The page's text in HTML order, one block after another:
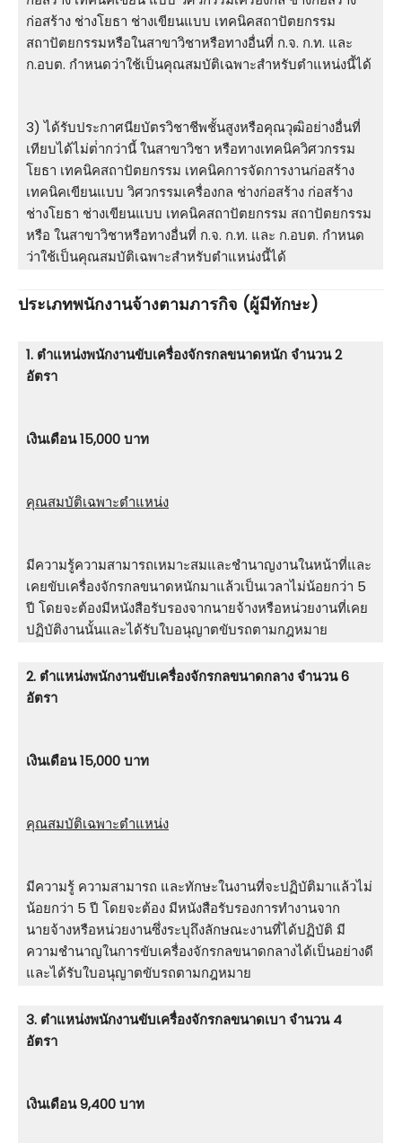
ก่อสร้าง ช่างโยธา ช่างเขียนแบบ เทคนิคสถาปัตยกรรม
สถาปัตยกรรมหรือในสาขาวิชาหรือทางอื่นที่ ก.จ. ก.ท. และ
ก.อบต. กําหนดว่าใช้เป็นคุณสมบัติเฉพาะสําหรับตําแหน่งนี้ได้
3) ได้รับประกาศนียบัตรวิชาชีพชั้นสูงหรือคุณวุฒิอย่างอื่นที่
เทียบได้ไม่ต่ํากว่านี้ ในสาขาวิชา หรือทางเทคนิควิศวกรรม
โยธา เทคนิคสถาปัตยกรรม เทคนิคการจัดการงานก่อสร้าง
เทคนิคเขียนแบบ วิศวกรรมเครื่องกล ช่างก่อสร้าง ก่อสร้าง
ช่างโยธา ช่างเขียนแบบ เทคนิคสถาปัตยกรรม สถาปัตยกรรม
หรือ ในสาขาวิชาหรือทางอื่นที่ ก.จ. ก.ท. และ ก.อบต. กําหนด
ว่าใช้เป็นคุณสมบัติเฉพาะสําหรับตําแหน่งนี้ได้
ประเภทพนักงานจ้างตามภารกิจ (ผู้มีทักษะ)
1. ตําแหน่งพนักงานขับเครื่องจักรกลขนาดหนัก จำนวน 2
อัตรา
เงินเดือน 15,000 บาท
คุณสมบัติเฉพาะตำแหน่ง
มีความรู้ความสามารถเหมาะสมและชํานาญงานในหน้าที่และ
เคยขับเครื่องจักรกลขนาดหนักมาแล้วเป็นเวลาไม่น้อยกว่า 5
ปี โดยจะต้องมีหนังสือรับรองจากนายจ้างหรือหน่วยงานที่เคย
ปฏิบัติงานนั้นและได้รับใบอนุญาตขับรถตามกฎหมาย
2. ตําแหน่งพนักงานขับเครื่องจักรกลขนาดกลาง จำนวน 6
อัตรา
เงินเดือน 15,000 บาท
คุณสมบัติเฉพาะตำแหน่ง
มีความรู้ ความสามารถ และทักษะในงานที่จะปฏิบัติมาแล้วไม่
น้อยกว่า 5 ปี โดยจะต้อง มีหนังสือรับรองการทํางานจาก
นายจ้างหรือหน่วยงานซึ่งระบุถึงลักษณะงานที่ได้ปฏิบัติ มี
ความชํานาญในการขับเครื่องจักรกลขนาดกลางได้เป็นอย่างดี
และได้รับใบอนุญาตขับรถตามกฎหมาย
3. ตําแหน่งพนักงานขับเครื่องจักรกลขนาดเบา จำนวน 4
อัตรา
เงินเดือน 9,400 บาท